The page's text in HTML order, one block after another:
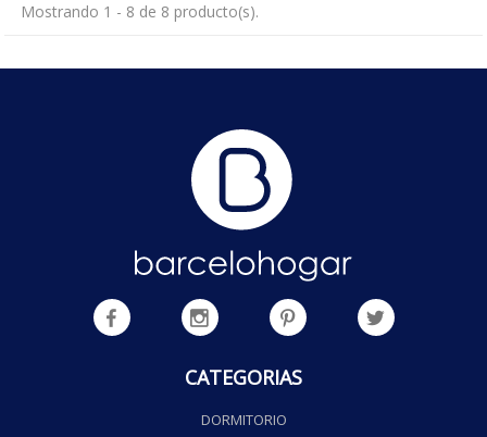
Mostrando 1 - 8 de 8 producto(s).
CATEGORIAS
DORMITORIO